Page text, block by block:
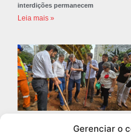
Gerenciar o
interdições permanecem
Leia mais »